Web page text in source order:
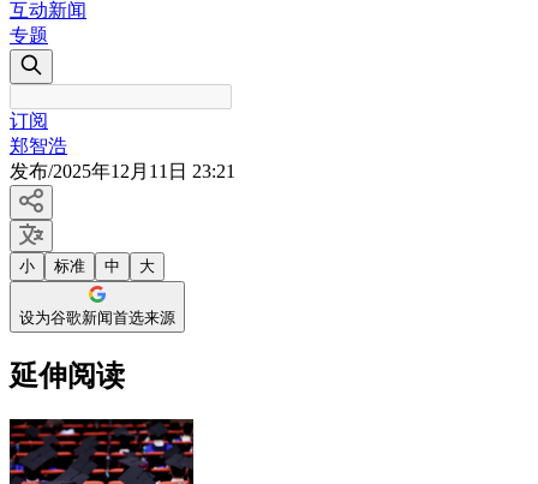
互动新闻
专题
订阅
郑智浩
发布/2025年12月11日 23:21
小 标准 中 大
设为谷歌新闻首选来源
延伸阅读